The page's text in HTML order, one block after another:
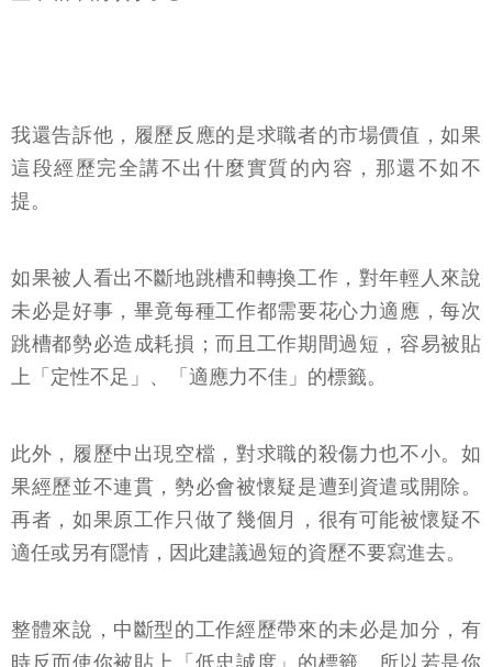
我還告訴他，履歷反應的是求職者的市場價值，如果
這段經歷完全講不出什麼實質的內容，那還不如不
提。
如果被人看出不斷地跳槽和轉換工作，對年輕人來說
未必是好事，畢竟每種工作都需要花心力適應，每次
跳槽都勢必造成耗損；而且工作期間過短，容易被貼
上「定性不足」、「適應力不佳」的標籤。
此外，履歷中出現空檔，對求職的殺傷力也不小。如
果經歷並不連貫，勢必會被懷疑是遭到資遣或開除。
再者，如果原工作只做了幾個月，很有可能被懷疑不
適任或另有隱情，因此建議過短的資歷不要寫進去。
整體來說，中斷型的工作經歷帶來的未必是加分，有